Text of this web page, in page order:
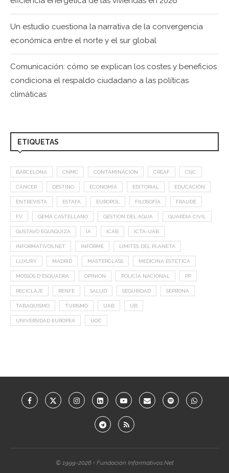
Un estudio cuestiona la narrativa de la convergencia
económica entre el norte y el sur global
Comunicación: cómo se explican los costes y beneficios
condiciona el respaldo ciudadano a las políticas
climáticas
ETIQUETAS
BARCELONA CNMC CONTAMINACIÓN CREAF CSIC
CÁNCER DESTINO ECONOMÍA EDITORIAL EDUCACIÓN
ENTREVISTA ESTAFA EUROPOL FILOSOFÍA FRAUDE
FV GEMA CASTELLANO GESTION DEL AGUA GUARDIA CIVIL
GUSTAVO EGUSQUIZA IA ICAB ICTA-UAB
INFORMATIVOS.NET INFORME LIMITES DEL PLANETA
LUXURY MADRID MASTERCLASS MEDICINA ESTÉTICA
MOSSOS D'ESQUADRA OPINIÓN POLICÍA NACIONAL PP
RECICLAJE RENFE SALUD SEGURIDAD SEPRONA
TABAQUISMO TURISMO UAB UB
UNIVERSIDAD EUROPEA UOC
© 1999-2026 • Fundación Informativos.Net